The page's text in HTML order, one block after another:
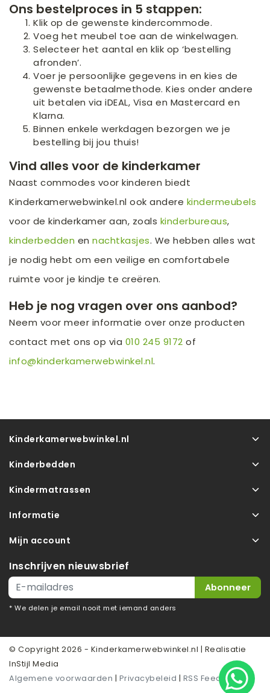
Ons bestelproces in 5 stappen:
Klik op de gewenste kindercommode.
Voeg het meubel toe aan de winkelwagen.
Selecteer het aantal en klik op ‘bestelling
afronden’.
Voer je persoonlijke gegevens in en kies de
gewenste betaalmethode. Kies onder andere
uit betalen via iDEAL, Visa en Mastercard en
Klarna.
Binnen enkele werkdagen bezorgen we je
bestelling bij jou thuis!
Vind alles voor de kinderkamer
Naast commodes voor kinderen biedt
Kinderkamerwebwinkel.nl ook andere kindermeubels
voor de kinderkamer aan, zoals kinderbureaus,
kinderbedden en nachtkasjes. We hebben alles wat
je nodig hebt om een veilige en comfortabele
ruimte voor je kindje te creëren.
Heb je nog vragen over ons aanbod?
Neem voor meer informatie over onze producten
contact met ons op via 010 245 9172 of
info@kinderkamerwebwinkel.nl.
Kinderkamerwebwinkel.nl
Kinderbedden
Kindermatrassen
Informatie
Mijn account
Inschrijven nieuwsbrief
Abonneer
* We delen je email nooit met iemand anders
© Copyright 2026 - Kinderkamerwebwinkel.nl | Realisatie
InStijl Media
Algemene voorwaarden | Privacybeleid | RSS Feed